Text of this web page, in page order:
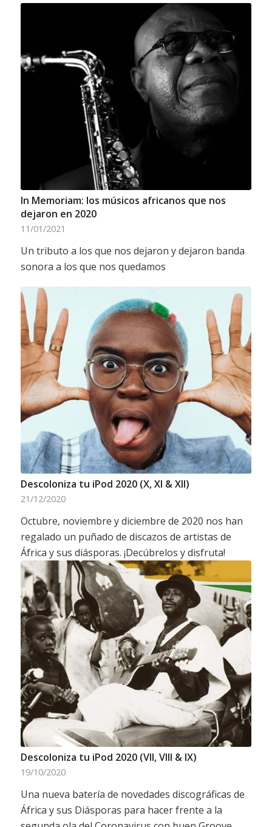
In Memoriam: los músicos africanos que nos
dejaron en 2020
11/01/2021
Un tributo a los que nos dejaron y dejaron banda
sonora a los que nos quedamos
Descoloniza tu iPod 2020 (X, XI & XII)
21/12/2020
Octubre, noviembre y diciembre de 2020 nos han
regalado un puñado de discazos de artistas de
África y sus diásporas. ¡Decúbrelos y disfruta!
Descoloniza tu iPod 2020 (VII, VIII & IX)
19/10/2020
Una nueva batería de novedades discográficas de
África y sus Diásporas para hacer frente a la